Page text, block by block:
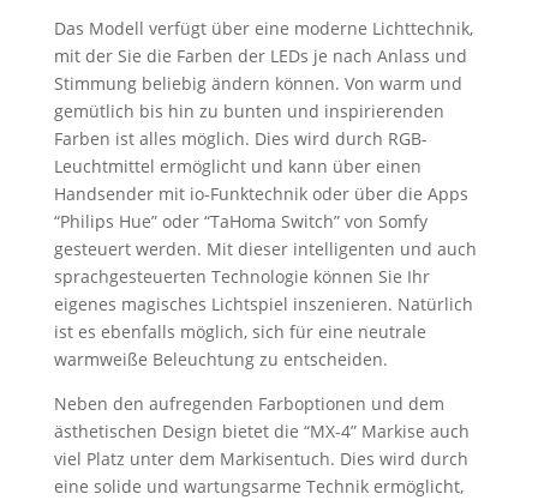
Das Modell verfügt über eine moderne Lichttechnik,
mit der Sie die Farben der LEDs je nach Anlass und
Stimmung beliebig ändern können. Von warm und
gemütlich bis hin zu bunten und inspirierenden
Farben ist alles möglich. Dies wird durch RGB-
Leuchtmittel ermöglicht und kann über einen
Handsender mit io-Funktechnik oder über die Apps
“Philips Hue” oder “TaHoma Switch” von Somfy
gesteuert werden. Mit dieser intelligenten und auch
sprachgesteuerten Technologie können Sie Ihr
eigenes magisches Lichtspiel inszenieren. Natürlich
ist es ebenfalls möglich, sich für eine neutrale
warmweiße Beleuchtung zu entscheiden.
Neben den aufregenden Farboptionen und dem
ästhetischen Design bietet die “MX-4” Markise auch
viel Platz unter dem Markisentuch. Dies wird durch
eine solide und wartungsarme Technik ermöglicht,